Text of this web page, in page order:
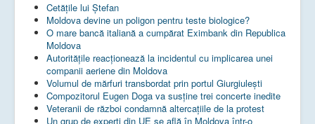
Cetățile lui Ștefan
Moldova devine un poligon pentru teste biologice?
O mare bancă italiană a cumpărat Eximbank din Republica
Moldova
Autoritățile reacționează la incidentul cu implicarea unei
companii aeriene din Moldova
Volumul de mărfuri transbordat prin portul Giurgiulești
Compozitorul Eugen Doga va susţine trei concerte inedite
Veteranii de război condamnă altercaţiile de la protest
Un grup de experţi din UE se află în Moldova într-o